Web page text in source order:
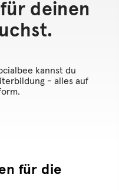
deinen
kannst du
- alles auf
für die